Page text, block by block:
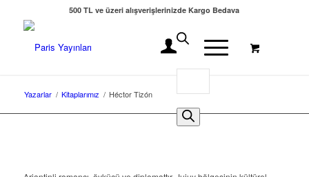
500 TL ve üzeri alışverişlerinizde Kargo Bedava
Yazarlar / Kitaplarımız / Héctor Tizón